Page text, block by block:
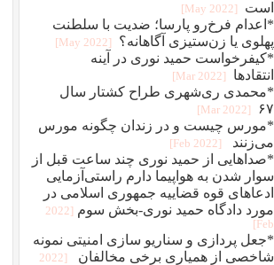
است
[2022 May]
*اعدام فرخ‌رو پارسا؛ ضديت با سلطنت
پهلوی يا زن‌ستيزی آگاهانه؟
[2022 May]
*کیفرخواست حمید نوری در آینه
انتقادها
[2022 Mar]
*محمدی‌ ری‌شهری طراح کشتار سال
۶۷
[2022 Mar]
*مورس چیست و در زندان چگونه مورس
می‌زنند
[2022 Feb]
*صداهایی از حمید نوری چند ساعت قبل از
سوار شدن به هواپیما دارم راستی‌آزمایی
ادعاهای قوه قضاییه جمهوری اسلامی در
مورد دادگاه حمید نوری-بخش سوم
[2022
Feb]
*جعل پردازی و سناريو سازی امنيتی نمونه
شاخصی از همياری برخی مخالفان
[2022